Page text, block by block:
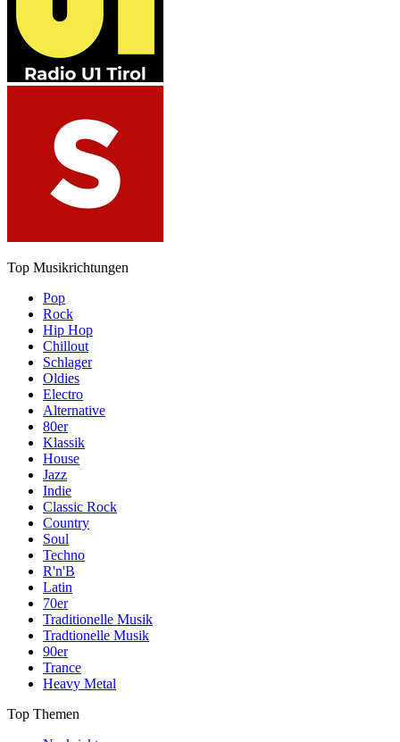
Top Musikrichtungen
Pop
Rock
Hip Hop
Chillout
Schlager
Oldies
Electro
Alternative
80er
Klassik
House
Jazz
Indie
Classic Rock
Country
Soul
Techno
R'n'B
Latin
70er
Traditionelle Musik
Tradtionelle Musik
90er
Trance
Heavy Metal
Top Themen